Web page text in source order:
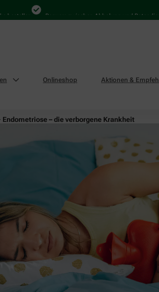
Bequem zwischen Abholung und Botendienst
Onlineshop Aktionen &
Endometriose – die verborgene Krankheit